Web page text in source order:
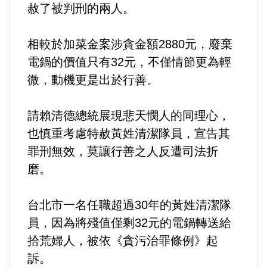
好人好事/人物介紹
赦了被判刑的兩人。
相較於加菜金案涉貪金額2880元，廢棄
電鍋的價值只有32元，不僅情節更為輕
微，動機更是出於行善。
請賴清德總統展現悲天憫人的同理心，
也慎重考慮特赦黃姓清潔隊員，宣告其
罪刑無效，莫讓行善之人反遭司法折
磨。
台北市一名任職超過30年的黃姓清潔隊
員，因為將殘值僅剩32元的電鍋轉送給
拾荒婦人，被依《貪污治罪條例》起
訴。